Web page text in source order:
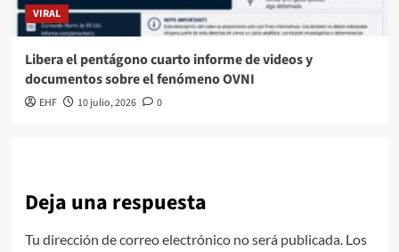
VIRAL
Libera el pentágono cuarto informe de videos y
documentos sobre el fenómeno OVNI
EHF 10 julio, 2026 0
Deja una respuesta
Tu dirección de correo electrónico no será publicada. Los